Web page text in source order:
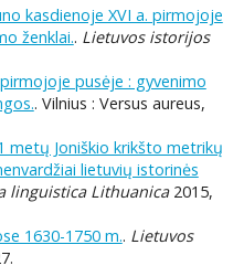
kasdienoje XVI a. pirmojoje
ženklai.. Lietuvos istorijos
pusėje : gyvenimo
. Vilnius : Versus aureus,
metų Joniškio krikšto metrikų
lietuvių istorinės
linguistica Lithuanica2015,
1630-1750 m.. Lietuvos